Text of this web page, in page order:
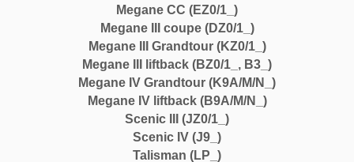
Megane CC (EZ0/1_)
Megane III coupe (DZ0/1_)
Megane III Grandtour (KZ0/1_)
Megane III liftback (BZ0/1_, B3_)
Megane IV Grandtour (K9A/M/N_)
Megane IV liftback (B9A/M/N_)
Scenic III (JZ0/1_)
Scenic IV (J9_)
Talisman (LP_)